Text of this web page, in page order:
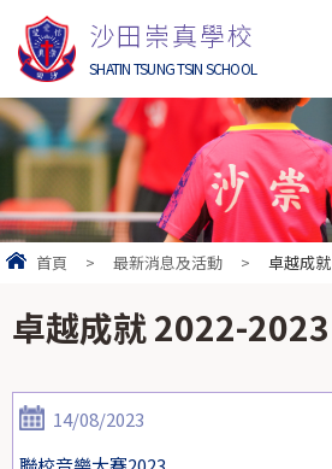
沙田崇真學校
SHATIN TSUNG TSIN SCHOOL
首頁 > 最新消息及活動 > 卓越成就
卓越成就 2022-2023
14/08/2023